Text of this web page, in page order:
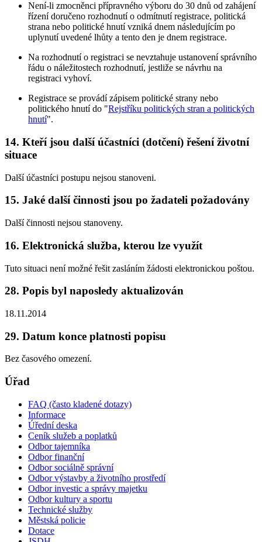
Není-li zmocněnci přípravného výboru do 30 dnů od zahájení
řízení doručeno rozhodnutí o odmítnutí registrace, politická
strana nebo politické hnutí vzniká dnem následujícím po
uplynutí uvedené lhůty a tento den je dnem registrace.
Na rozhodnutí o registraci se nevztahuje ustanovení správního
řádu o náležitostech rozhodnutí, jestliže se návrhu na
registraci vyhoví.
Registrace se provádí zápisem politické strany nebo
politického hnutí do "Rejstříku politických stran a politických
hnutí".
14. Kteří jsou další účastníci (dotčení) řešení životní
situace
Další účastníci postupu nejsou stanoveni.
15. Jaké další činnosti jsou po žadateli požadovány
Další činnosti nejsou stanoveny.
16. Elektronická služba, kterou lze využít
Tuto situaci není možné řešit zasláním žádosti elektronickou poštou.
28. Popis byl naposledy aktualizován
18.11.2014
29. Datum konce platnosti popisu
Bez časového omezení.
Úřad
FAQ (často kladené dotazy)
Informace
Úřední deska
Ceník služeb a poplatků
Odbor tajemníka
Odbor finanční
Odbor sociálně správní
Odbor výstavby a životního prostředí
Odbor investic a správy majetku
Odbor kultury a sportu
Technické služby
Městská policie
Dotace